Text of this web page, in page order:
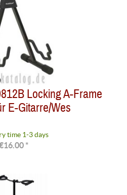
Locking A-Frame
E-Gitarre/Wes
time 1-3 days
*